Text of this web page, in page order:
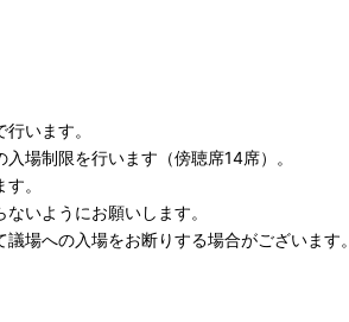
います。
場制限を行います（傍聴席14席）。
。
いようにお願いします。
場への入場をお断りする場合がございます。